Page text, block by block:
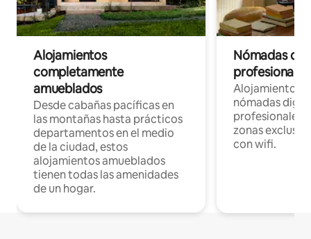
Alojamientos
completamente
amueblados
Desde cabañas pacíficas en
las montañas hasta prácticos
departamentos en el medio
de la ciudad, estos
alojamientos amueblados
tienen todas las amenidades
de un hogar.
Nómadas
Alojamientos
nómadas
profesionales
zonas
con wifi.